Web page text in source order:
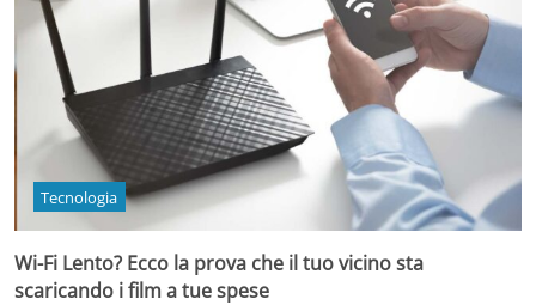
Tecnologia
Wi-Fi Lento? Ecco la prova che il tuo vicino sta
scaricando i film a tue spese